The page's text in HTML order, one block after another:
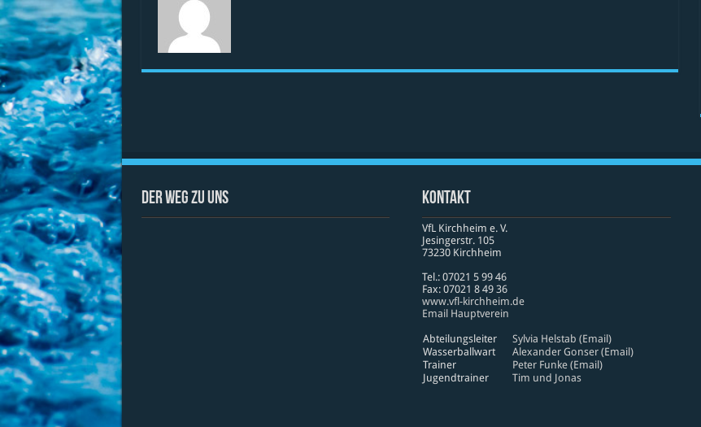
Der Weg zu uns Kontakt
VfL Kirchheim e. V.
Jesinger­str. 105
73230 Kirch­heim
Tel.: 07021 5 99 46
Fax: 07021 8 49 36
www​.vfl​-kirch​heim​.de
Email Hauptverein
Abteilungsleiter
Sylvia Helstab (Email)
Wasserballwart
Alexander Gonser (Email)
Trainer
Peter Funke (Email)
Jugendtrainer
Tim und Jonas